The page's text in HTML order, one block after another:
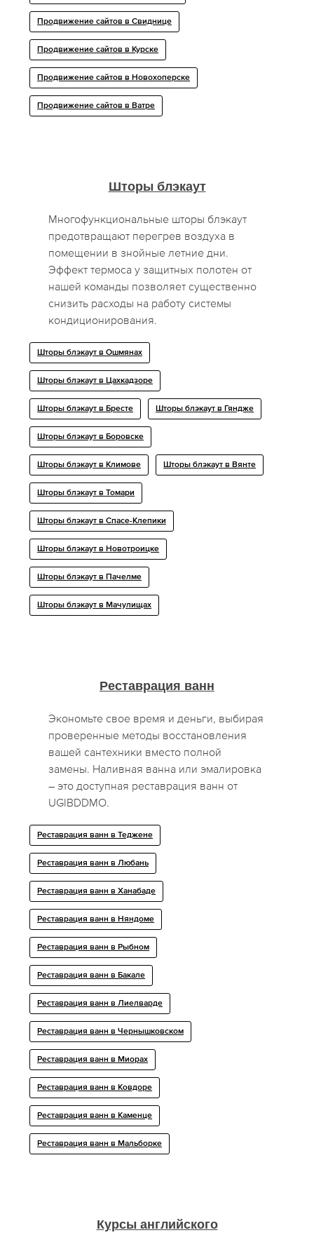
Продвижение сайтов в Свиднице
Продвижение сайтов в Курске
Продвижение сайтов в Новохоперске
Продвижение сайтов в Ватре
Шторы блэкаут
Многофункциональные шторы блэкаут
предотвращают перегрев воздуха в
помещении в знойные летние дни.
Эффект термоса у защитных полотен от
нашей команды позволяет существенно
снизить расходы на работу системы
кондиционирования.
Шторы блэкаут в Ошмянах
Шторы блэкаут в Цахкадзоре
Шторы блэкаут в Бресте Шторы блэкаут в Гяндже
Шторы блэкаут в Боровске
Шторы блэкаут в Климове Шторы блэкаут в Вянте
Шторы блэкаут в Томари
Шторы блэкаут в Спасе-Клепики
Шторы блэкаут в Новотроицке
Шторы блэкаут в Пачелме
Шторы блэкаут в Мачулищах
Реставрация ванн
Экономьте свое время и деньги, выбирая
проверенные методы восстановления
вашей сантехники вместо полной
замены. Наливная ванна или эмалировка
– это доступная реставрация ванн от
UGIBDDMO.
Реставрация ванн в Теджене
Реставрация ванн в Любань
Реставрация ванн в Ханабаде
Реставрация ванн в Няндоме
Реставрация ванн в Рыбном
Реставрация ванн в Бакале
Реставрация ванн в Лиелварде
Реставрация ванн в Чернышковском
Реставрация ванн в Миорах
Реставрация ванн в Ковдоре
Реставрация ванн в Каменце
Реставрация ванн в Мальборке
Курсы английского